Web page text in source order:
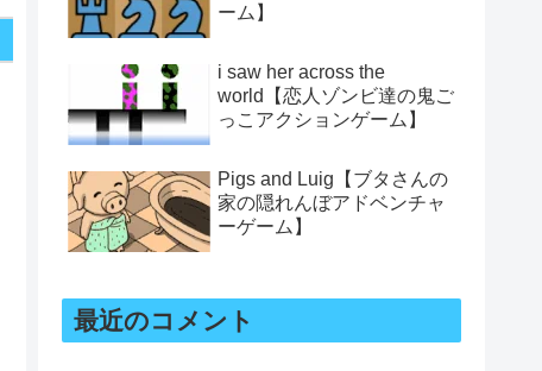
ーム】
i saw her across the
world【恋人ゾンビ達の鬼ご
っこアクションゲーム】
Pigs and Luig【ブタさんの
家の隠れんぼアドベンチャ
ーゲーム】
最近のコメント